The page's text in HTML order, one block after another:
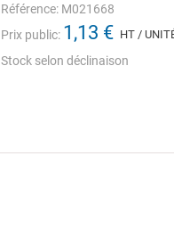
Référence: M021668
Prix public: 1,13 € HT /
Stock selon déclinaison